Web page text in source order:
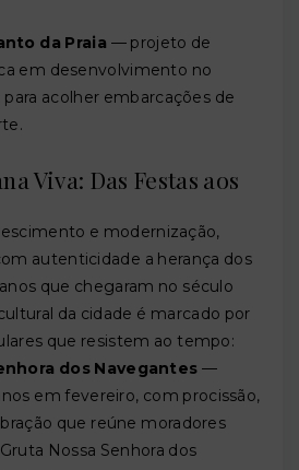
da Praia — projeto de
em desenvolvimento no
acolher embarcações de
Viva: Das Festas aos
e modernização,
autenticidade a herança dos
que chegaram no século
da cidade é marcado por
que resistem ao tempo:
dos Navegantes —
em fevereiro, com procissão,
que reúne moradores
Nossa Senhora dos